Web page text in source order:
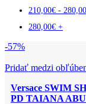
210,00€ - 280,00
280,00€ +
-57%
Pridať medzi
Versace SWIM
PD TAIANA